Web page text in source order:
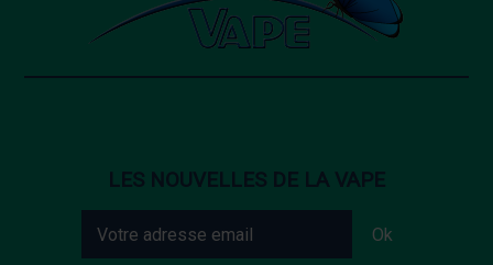
LES NOUVELLES DE LA VAPE